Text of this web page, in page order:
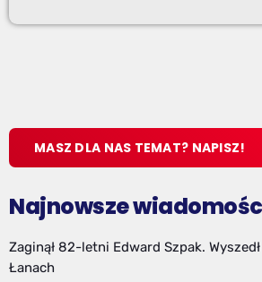
MASZ DLA NAS TEMAT? NAPISZ!
Najnowsze
Zaginął 82-letni Edward Szpak.
Łanach